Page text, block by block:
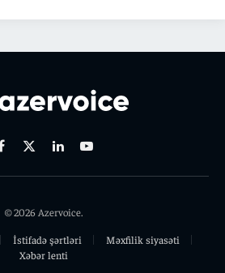
Facebook
X
LinkedinYoutube
© 2026 Azervoice.
İstifadə şərtləri
Məxfilik siyasəti
Xəbər lenti